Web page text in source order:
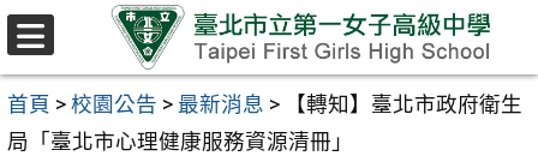
跳至主要內容區
首頁 > 校園公告 > 最新消息 >
【轉知】臺北市政府衛生
局「臺北市心理健康服務資源清冊」
選
單